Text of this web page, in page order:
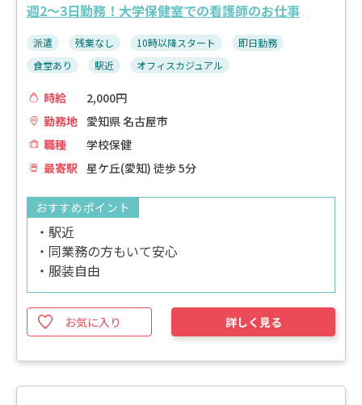
週2～3日勤務！大学保健室での看護師のお仕事
派遣 残業なし 10時以降スタート
即日勤務
食堂あり
駅近 オフィスカジュアル
時給
2,000円
勤務地
愛知県 名古屋市
職種
学校保健
最寄駅 星ケ丘(愛知) 徒歩 5分
おすすめポイント
・駅近
・同業務の方もいて安心
・服装自由
お気に入り 詳しく見る